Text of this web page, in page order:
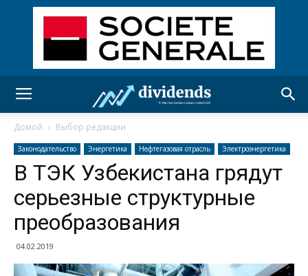
Домой Выбор редакции
Законодательство Энергетика Нефтегазовая отрасль Электроэнергетика
В ТЭК Узбекистана грядут
серьезные структурные
преобразования
04.02.2019